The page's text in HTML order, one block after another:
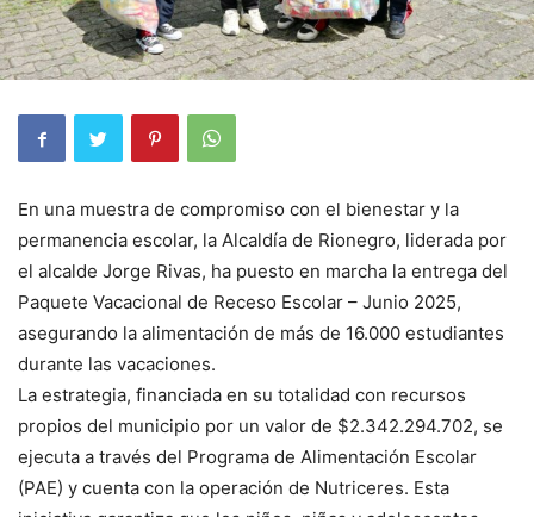
En una muestra de compromiso con el bienestar y la
permanencia escolar, la Alcaldía de Rionegro, liderada por
el alcalde Jorge Rivas, ha puesto en marcha la entrega del
Paquete Vacacional de Receso Escolar – Junio 2025,
asegurando la alimentación de más de 16.000 estudiantes
durante las vacaciones.
La estrategia, financiada en su totalidad con recursos
propios del municipio por un valor de $2.342.294.702, se
ejecuta a través del Programa de Alimentación Escolar
(PAE) y cuenta con la operación de Nutriceres. Esta